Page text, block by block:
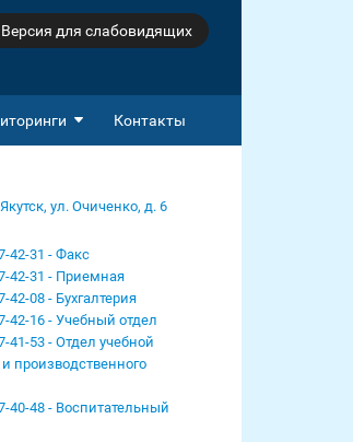
Версия для слабовидящих
Контакты
ул. Очиченко, д. 6
42-31 - Факс
42-31 - Приемная
42-08 - Бухгалтерия
42-16 - Учебный отдел
41-53 - Отдел учебной
производственного
40-48 - Воспитательный